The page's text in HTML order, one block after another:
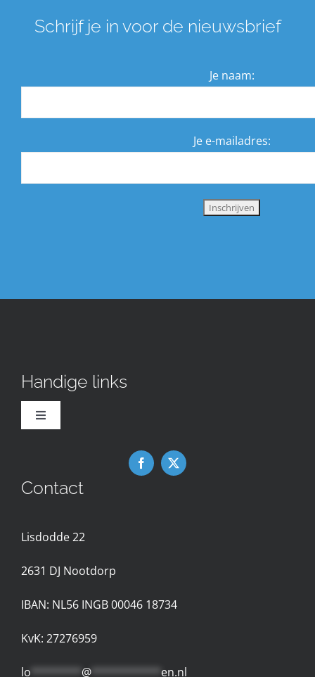
Schrijf je in voor de nieuwsbrief
Je naam:
Je e-mailadres:
Handige links
Toggle
Nieuws
Contact met de Expertgroep
Gebruiksvoorwaarden
Contact
Lisdodde 22
2631 DJ Nootdorp
IBAN: NL56 INGB 00046 18734
KvK: 27276959
lo ******** @*********** en.nl